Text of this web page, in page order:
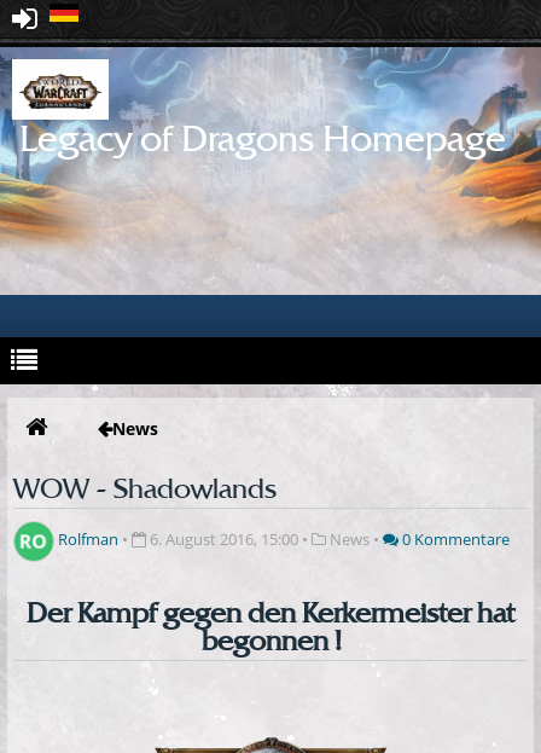
Legacy of Dragons Homepage
News
WOW - Shadowlands
Rolfman • 6. August 2016, 15:00 • News • 0 Kommentare
Der Kampf gegen den Kerkermeister hat
begonnen !